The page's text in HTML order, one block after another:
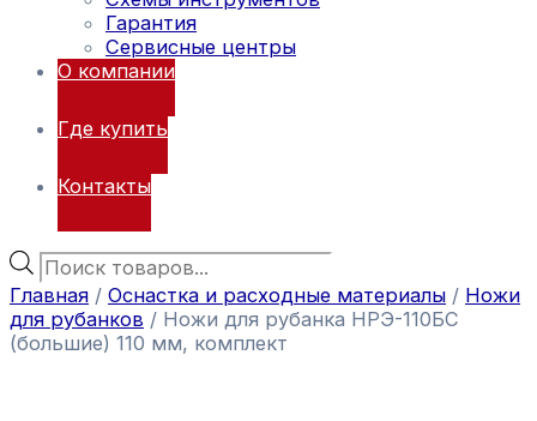
Гарантия
Сервисные центры
О компании
Где купить
Контакты
Главная / Оснастка и расходные материалы / Ножи
для рубанков / Ножи для рубанка НРЭ-110БС
(большие) 110 мм, комплект